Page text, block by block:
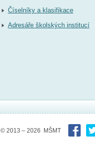
Číselníky a klasifikace
Adresáře školských institucí
© 2013 – 2026 MŠMT